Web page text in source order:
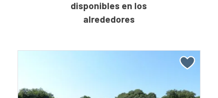
disponibles en los
alrededores